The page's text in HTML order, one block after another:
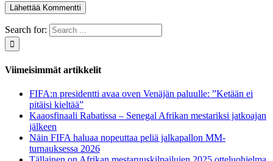
Search for:
Viimeisimmät artikkelit
FIFA:n presidentti avaa oven Venäjän paluulle: ”Ketään ei
pitäisi kieltää”
Kaaosfinaali Rabatissa – Senegal Afrikan mestariksi jatkoajan
jälkeen
Näin FIFA haluaa nopeuttaa peliä jalkapallon MM-
turnauksessa 2026